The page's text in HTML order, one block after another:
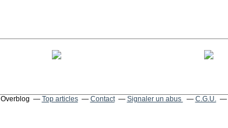
Top articles Contact Signaler un abus C.G.U.